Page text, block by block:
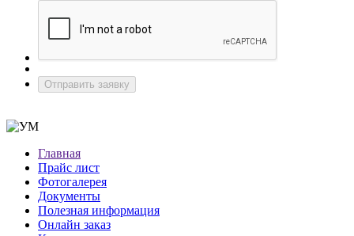
Отправить заявку
Главная
Прайс лист
Фотогалерея
Документы
Полезная информация
Онлайн заказ